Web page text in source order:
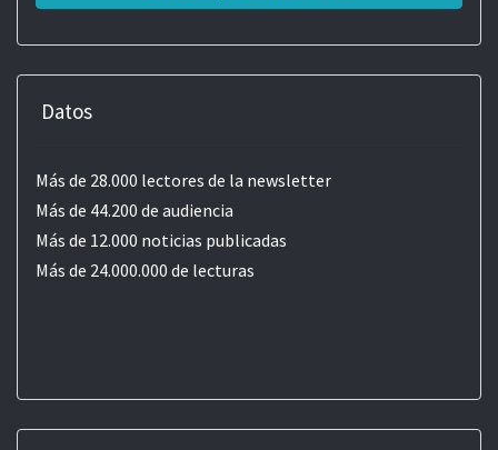
Datos
Más de 28.000 lectores de la newsletter
Más de 44.200 de audiencia
Más de 12.000 noticias publicadas
Más de 24.000.000 de lecturas